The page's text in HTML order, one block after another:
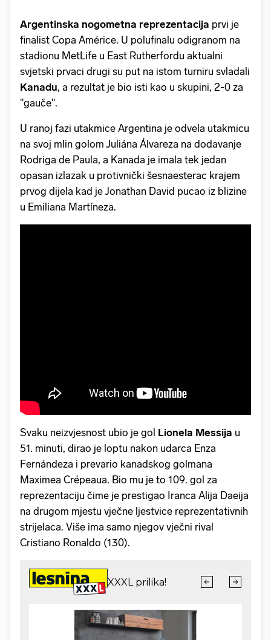
Argentinska nogometna reprezentacija prvi je
finalist Copa Américe. U polufinalu odigranom na
stadionu MetLife u East Rutherfordu aktualni
svjetski prvaci drugi su put na istom turniru svladali
Kanadu, a rezultat je bio isti kao u skupini, 2-0 za
"gauče".
U ranoj fazi utakmice Argentina je odvela utakmicu
na svoj mlin golom Juliána Álvareza na dodavanje
Rodriga de Paula, a Kanada je imala tek jedan
opasan izlazak u protivnički šesnaesterac krajem
prvog dijela kad je Jonathan David pucao iz blizine
u Emiliana Martíneza.
Svaku neizvjesnost ubio je gol Lionela Messija u
51. minuti, dirao je loptu nakon udarca Enza
Fernándeza i prevario kanadskog golmana
Maximea Crépeaua. Bio mu je to 109. gol za
reprezentaciju čime je prestigao Iranca Alija Daeija
na drugom mjestu vječne ljestvice reprezentativnih
strijelaca. Više ima samo njegov vječni rival
Cristiano Ronaldo (130).